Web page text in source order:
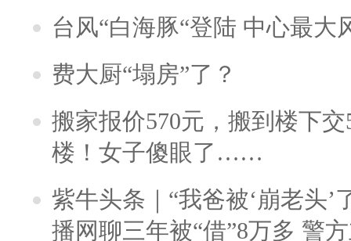
台风“白海豚“登陆 中心最大
费大厨“塌房”了？
搬家报价570元，搬到楼下
楼！女子傻眼了……
紫牛头条｜“我爸被‘崩老头’
播网聊三年被“借”8万多 警